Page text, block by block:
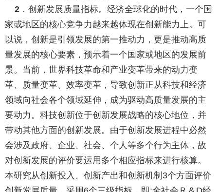
2 ．创新发展质量指标。 经济全球化的时代，一个国
家或地区的核心竞争力越来越体现在创新能力上。可
以说，创新是引领发展的第一推动力，更是推动高质
量发展的核心要素，预示着一个国家或地区的发展前
景。当前，世界科技革命和产业变革带来的动力变
革、质量变革、效率变革，导致创新正从科技和经济
领域向社会各个领域延伸，成为驱动高质量发展的主
要动力。科技创新位于创新发展战略的核心地位，并
带动其他方面的创新发展。由于创新发展进程中必然
会涉及政府、企业、社会、个人等多个行为主体，故
对创新发展的评价要运用多个相应指标来进行核算。
本研究从创新投入、创新产出和创新机制3个方面评价